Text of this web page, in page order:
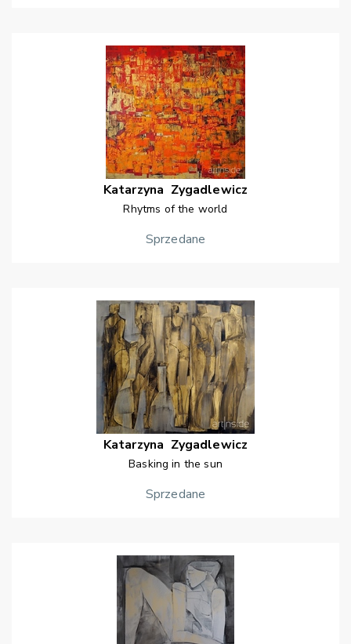
Katarzyna Zygadlewicz
Rhytms of the world
Sprzedane
Katarzyna Zygadlewicz
Basking in the sun
Sprzedane